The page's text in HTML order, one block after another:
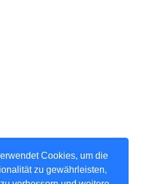
Cookies, um die
zu gewährleisten,